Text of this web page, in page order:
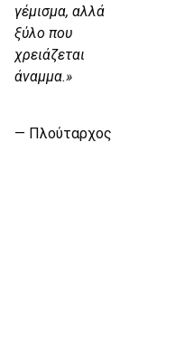
γέμισμα, αλλά
ξύλο που
χρειάζεται
άναμμα.»
— Πλούταρχος